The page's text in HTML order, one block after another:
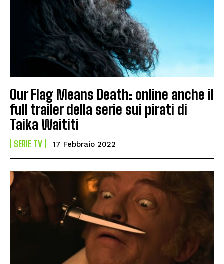
Our Flag Means Death: online anche il
full trailer della serie sui pirati di
Taika Waititi
SERIE TV 17 Febbraio 2022